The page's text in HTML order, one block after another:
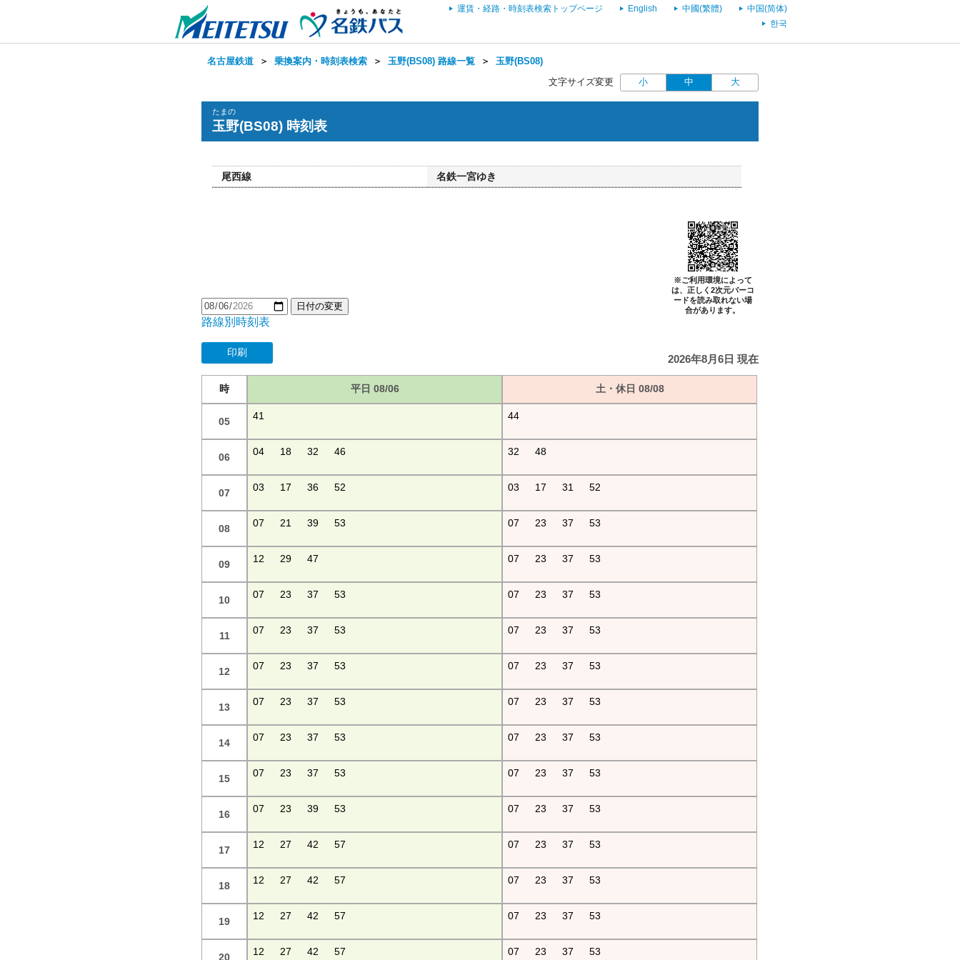
運賃・経路・時刻表検索トップページ English 中國(繁體)
中国(简体)
한국
名古屋鉄道 ＞ 乗換案内・時刻表検索 ＞ 玉野(BS08) 路線一覧 ＞ 玉野(BS08)
文字サイズ変更 小 中 大
たまの
玉野(BS08) 時刻表
尾西線 名鉄一宮ゆき
※ご利用環境によって
は、正しく2次元バーコ
ードを読み取れない場
合があります。
日付の変更
路線別時刻表
印刷
2026年8月6日 現在
時 平日 08/06 土・休日 08/08
05 41 44
06 04 18 32 46 32 48
07 03 17 36 52 03 17 31 52
08 07 21 39 53 07 23 37 53
09 12 29 47 07 23 37 53
10 07 23 37 53 07 23 37 53
11 07 23 37 53 07 23 37 53
12 07 23 37 53 07 23 37 53
13 07 23 37 53 07 23 37 53
14 07 23 37 53 07 23 37 53
15 07 23 37 53 07 23 37 53
16 07 23 39 53 07 23 37 53
17 12 27 42 57 07 23 37 53
18 12 27 42 57 07 23 37 53
19 12 27 42 57 07 23 37 53
20 12 27 42 57 07 23 37 53